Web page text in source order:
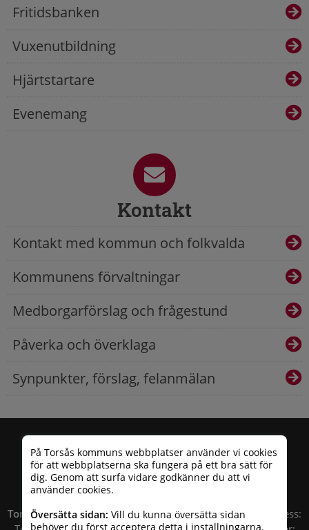
På Torsås kommuns webbplatser använder vi cookies
för att webbplatserna ska fungera på ett bra sätt för
dig. Genom att surfa vidare godkänner du att vi
använder cookies.
Översätta sidan: Vill du kunna översätta sidan
behöver du först acceptera detta i inställningarna.
Fritidsbanken
Vuxenutbildning
Hjärtstartare
Evenemang
Kontakt
Kontakt med kommun och folkvalda
Kommunens förvaltningar
Medborgarförslag och frågestund
Påverka och överklaga
Synpunkter, förslag, felanmälan
Torsås kommun| Besöksadress: Allfargatan 26 | Postadress: